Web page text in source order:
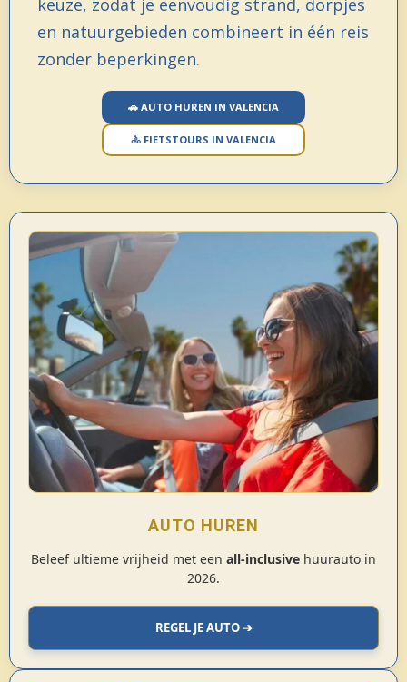
en natuurgebieden combineert in één reis
zonder beperkingen.
🚗 AUTO HUREN IN VALENCIA
🚴 FIETSTOURS IN VALENCIA
AUTO HUREN
Beleef ultieme vrijheid met een all-inclusive huurauto in
2026.
REGEL JE AUTO ➔